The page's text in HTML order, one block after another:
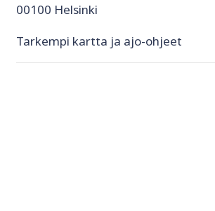
00100 Helsinki
Tarkempi kartta ja ajo-ohjeet